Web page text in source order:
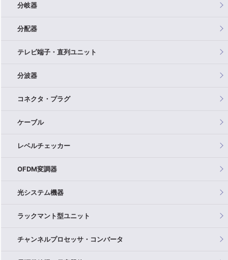
分岐器
分配器
テレビ端子・直列ユニット
分波器
コネクタ・プラグ
ケーブル
レベルチェッカー
OFDM変調器
光システム機器
ラックマント型ユニット
チャンネルプロセッサ・コンバータ